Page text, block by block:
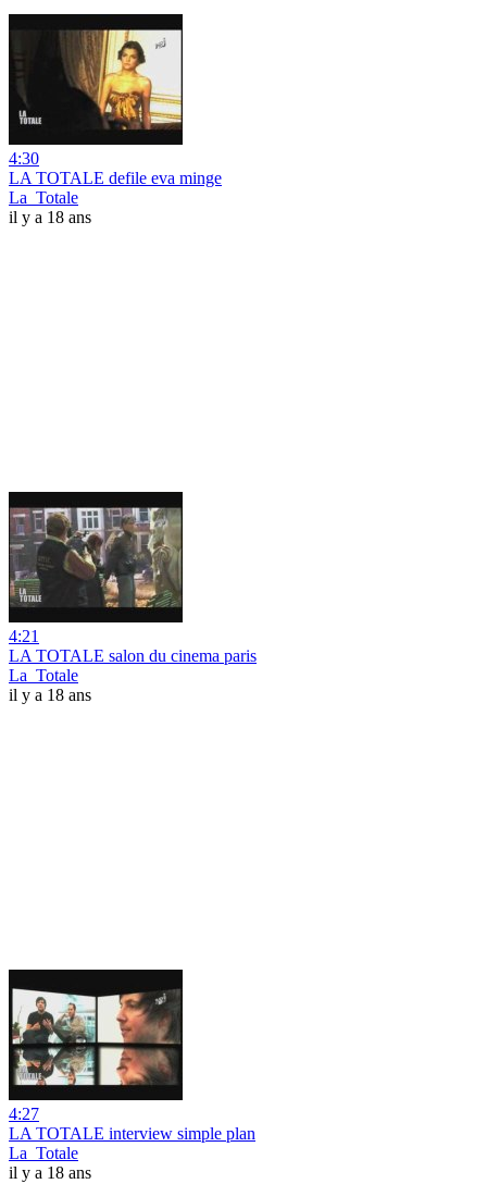
4:30
LA TOTALE defile eva minge
La_Totale
il y a 18 ans
4:21
LA TOTALE salon du cinema paris
La_Totale
il y a 18 ans
4:27
LA TOTALE interview simple plan
La_Totale
il y a 18 ans